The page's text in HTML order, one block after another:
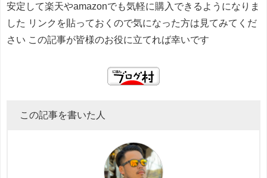
安定して楽天やamazonでも気軽に購入できるようになりま
した リンクを貼っておくので気になった方は見てみてくだ
さい この記事が皆様のお役に立てれば幸いです
この記事を書いた人